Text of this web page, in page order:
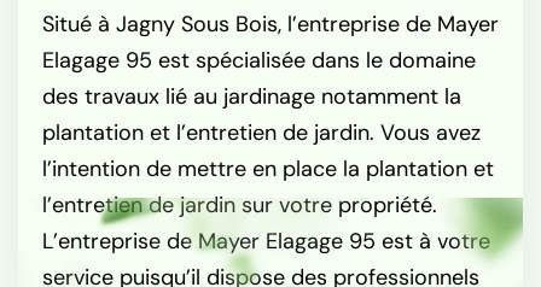
Situé à Jagny Sous Bois, l’entreprise de Mayer
Elagage 95 est spécialisée dans le domaine
des travaux lié au jardinage notamment la
plantation et l’entretien de jardin. Vous avez
l’intention de mettre en place la plantation et
l’entretien de jardin sur votre propriété.
L’entreprise de Mayer Elagage 95 est à votre
service puisqu’il dispose des professionnels